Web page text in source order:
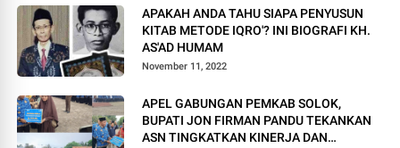
APAKAH ANDA TAHU SIAPA PENYUSUN
KITAB METODE IQRO'? INI BIOGRAFI KH.
AS'AD HUMAM
November 11, 2022
APEL GABUNGAN PEMKAB SOLOK,
BUPATI JON FIRMAN PANDU TEKANKAN
ASN TINGKATKAN KINERJA DAN